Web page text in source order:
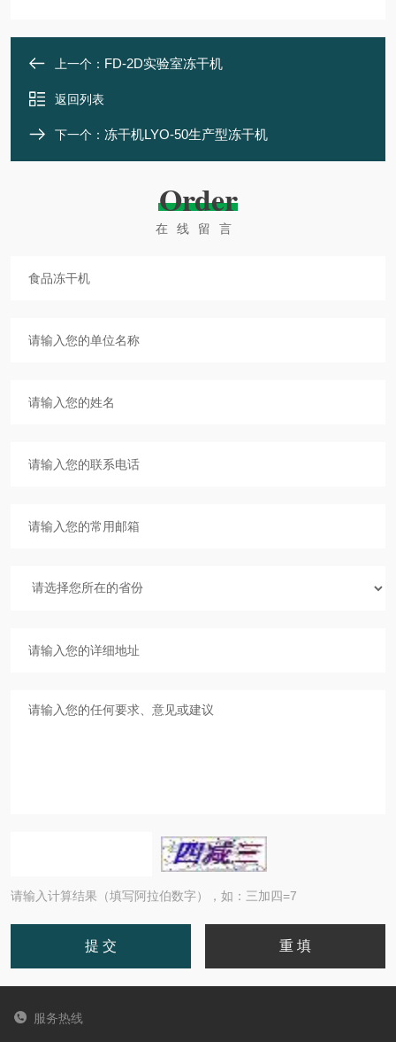
上一个： FD-2D实验室冻干机
返回列表
下一个： 冻干机LYO-50生产型冻干机
Order
在线留言
请输入计算结果（填写阿拉伯数字），如：三加四=7
服务热线